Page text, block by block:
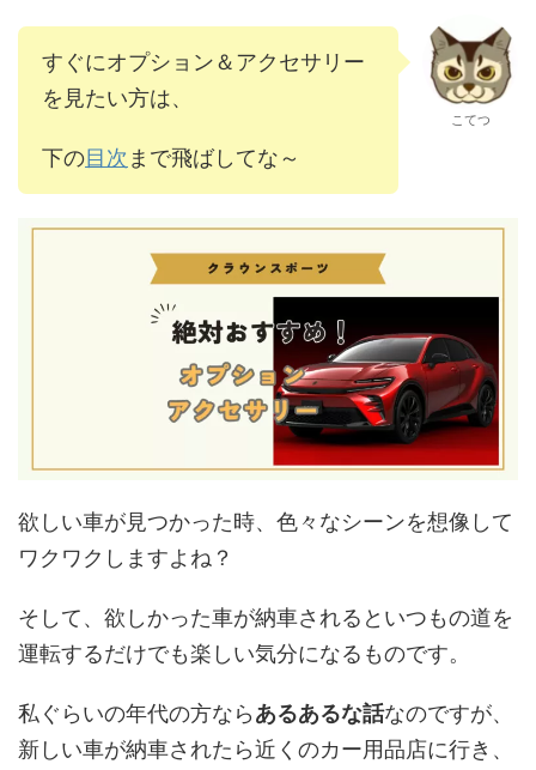
すぐにオプション＆アクセサリー
を見たい方は、
下の目次 まで飛ばしてな～
こてつ
欲しい車が見つかった時、色々なシーンを想像して
ワクワクしますよね？
そして、欲しかった車が納車されるといつもの道を
運転するだけでも楽しい気分になるものです。
私ぐらいの年代の方ならあるあるな話なのですが、
新しい車が納車されたら近くのカー用品店に行き、